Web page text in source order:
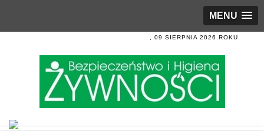
MENU
, 09 SIERPNIA 2026 ROKU.